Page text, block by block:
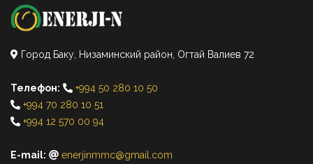
Город Баку, Низаминский район, Огтай Валиев 72
Телефон:
+994 50 280 10 50
+994 70 280 10 51
+994 12 570 00 94
E-mail:
enerjinmmc@gmail.com